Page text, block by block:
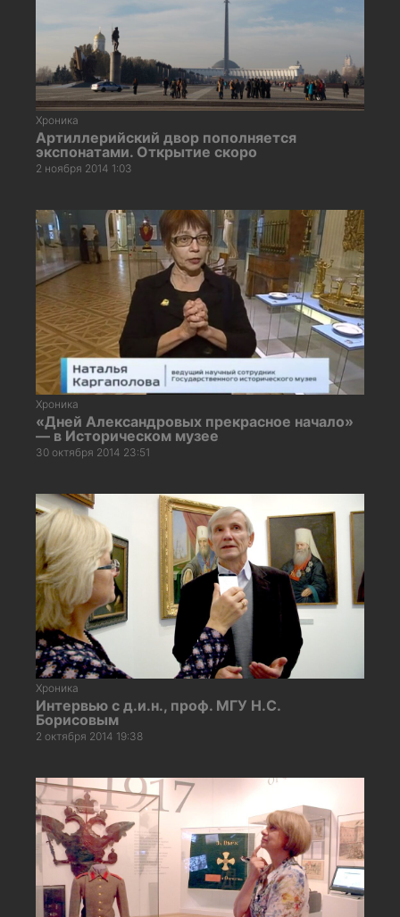
Хроника
Артиллерийский двор пополняется
экспонатами. Открытие скоро
2 ноября 2014 1:03
Хроника
«Дней Александровых прекрасное начало»
— в Историческом музее
30 октября 2014 23:51
Хроника
Интервью с д.и.н., проф. МГУ Н.С.
Борисовым
2 октября 2014 19:38